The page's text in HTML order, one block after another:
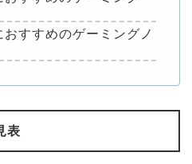
すすめのゲーミングノ
表